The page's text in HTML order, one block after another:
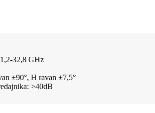
32,8 GHz
±90°, H ravan ±7,5°
>40dB